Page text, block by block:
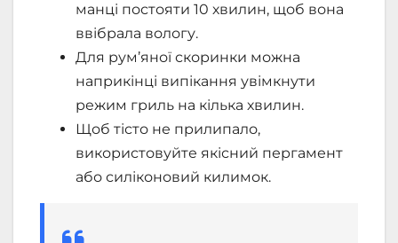
манці постояти 10 хвилин, щоб вона
ввібрала вологу.
Для рум’яної скоринки можна
наприкінці випікання увімкнути
режим гриль на кілька хвилин.
Щоб тісто не прилипало,
використовуйте якісний пергамент
або силіконовий килимок.